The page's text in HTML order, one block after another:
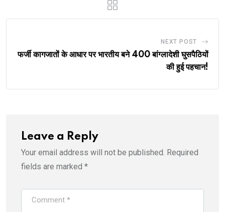
NEXT POST
फर्जी कागजातों के आधार पर भारतीय बने 400 बांग्लादेशी घुसपैठियों
की हुई पहचान!
Leave a Reply
Your email address will not be published. Required
fields are marked *